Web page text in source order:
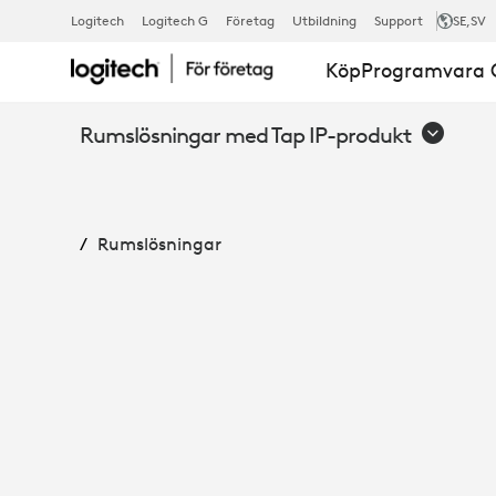
RALLY
BAR
Logitech Logitech G Företag Utbildning Support SE,SV
KöpProgramvara
Rumslösningar med Tap IP-produkt
Rumslösningar